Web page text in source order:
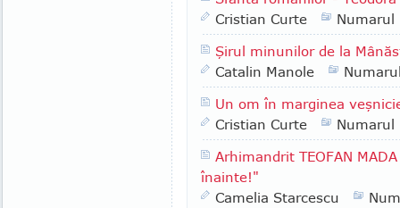
Cristian Curte
Numarul
Şirul minunilor de la
Catalin Manole
Un om în marginea
Cristian Curte
Numarul
Arhimandrit TEOFAN
înainte!"
Camelia Starcescu